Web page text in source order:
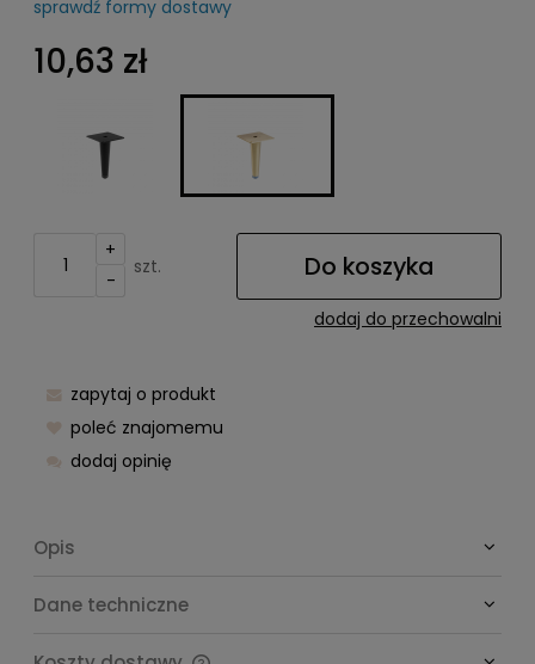
Cena nie zawiera ewentualnych kosztów płatności
sprawdź formy dostawy
10,63 zł
+
-
szt. Do koszyka
dodaj do przechowalni
zapytaj o produkt
poleć znajomemu
dodaj opinię
Opis
Dane techniczne